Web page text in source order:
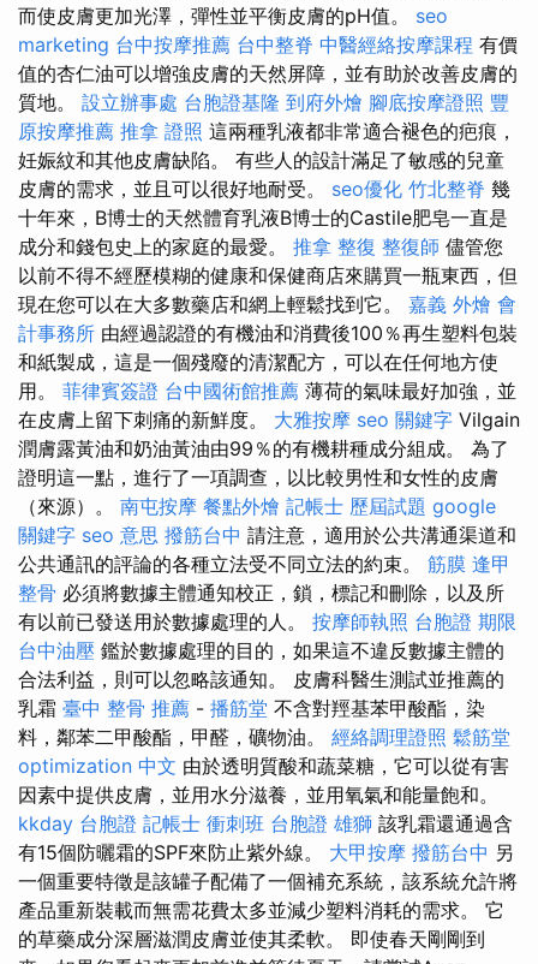
而使皮膚更加光澤，彈性並平衡皮膚的pH值。 seo
marketing 台中按摩推薦 台中整脊 中醫經絡按摩課程 有價
值的杏仁油可以增強皮膚的天然屏障，並有助於改善皮膚的
質地。 設立辦事處 台胞證基隆 到府外燴 腳底按摩證照 豐
原按摩推薦 推拿 證照 這兩種乳液都非常適合褪色的疤痕，
妊娠紋和其他皮膚缺陷。 有些人的設計滿足了敏感的兒童
皮膚的需求，並且可以很好地耐受。 seo優化 竹北整脊 幾
十年來，B博士的天然體育乳液B博士的Castile肥皂一直是
成分和錢包史上的家庭的最愛。 推拿 整復 整復師 儘管您
以前不得不經歷模糊的健康和保健商店來購買一瓶東西，但
現在您可以在大多數藥店和網上輕鬆找到它。 嘉義 外燴 會
計事務所 由經過認證的有機油和消費後100％再生塑料包裝
和紙製成，這是一個殘廢的清潔配方，可以在任何地方使
用。 菲律賓簽證 台中國術館推薦 薄荷的氣味最好加強，並
在皮膚上留下刺痛的新鮮度。 大雅按摩 seo 關鍵字 Vilgain
潤膚露黃油和奶油黃油由99％的有機耕種成分組成。 為了
證明這一點，進行了一項調查，以比較男性和女性的皮膚
（來源）。 南屯按摩 餐點外燴 記帳士 歷屆試題 google
關鍵字 seo 意思 撥筋台中 請注意，適用於公共溝通渠道和
公共通訊的評論的各種立法受不同立法的約束。 筋膜 逢甲
整骨 必須將數據主體通知校正，鎖，標記和刪除，以及所
有以前已發送用於數據處理的人。 按摩師執照 台胞證 期限
台中油壓 鑑於數據處理的目的，如果這不違反數據主體的
合法利益，則可以忽略該通知。 皮膚科醫生測試並推薦的
乳霜 臺中 整骨 推薦 - 播筋堂 不含對羥基苯甲酸酯，染
料，鄰苯二甲酸酯，甲醛，礦物油。 經絡調理證照 鬆筋堂
optimization 中文 由於透明質酸和蔬菜糖，它可以從有害
因素中提供皮膚，並用水分滋養，並用氧氣和能量飽和。
kkday 台胞證 記帳士 衝刺班 台胞證 雄獅 該乳霜還通過含
有15個防曬霜的SPF來防止紫外線。 大甲按摩 撥筋台中 另
一個重要特徵是該罐子配備了一個補充系統，該系統允許將
產品重新裝載而無需花費太多並減少塑料消耗的需求。 它
的草藥成分深層滋潤皮膚並使其柔軟。 即使春天剛剛到